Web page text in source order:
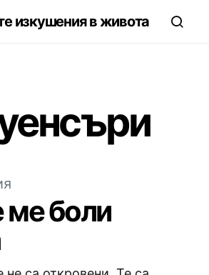
изкушения в живота
боли